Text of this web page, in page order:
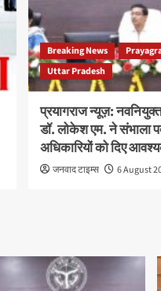
Breaking News
Uttar Pradesh
प्रयागराज न्यूज़:
डॉ. लोकेश एम. ने संभाला
अधिकारियों को दिए
जनवाद टाइम्स 6 August